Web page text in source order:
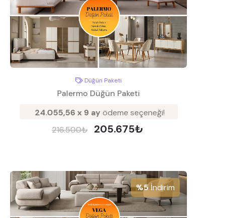
Düğün Paketi
Palermo Düğün Paketi
24.055,56 x 9 ay ödeme seçeneği!
216.500₺
205.675₺
%5İndirim